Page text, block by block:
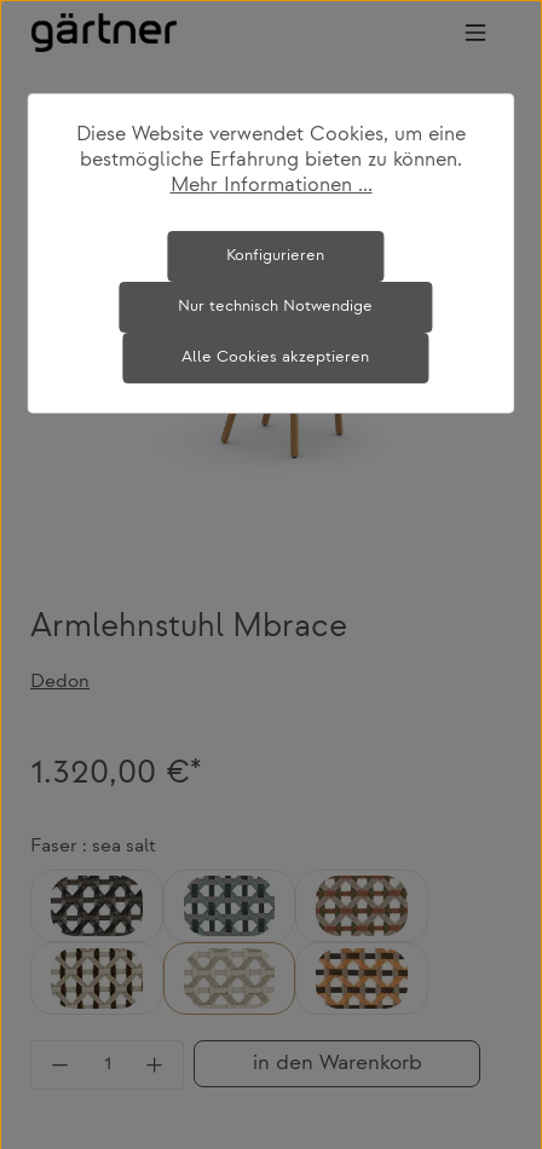
Zum Hauptinhalt springen
shop produkte outdoor gartenstühle
Bildergalerie überspringen
Armlehnstuhl Mbrace
Dedon
1.320,00 €*
Faser : sea salt
arabica baltic chestnut
pepper sea salt seville
Produkt Anzahl: Gib den gewünschten
in den Warenkorb
Diese Website verwendet Cookies, um eine
bestmögliche Erfahrung bieten zu können.
Mehr Informationen ...
Nur technisch Notwendige
Konfigurieren
Alle Cookies akzeptieren